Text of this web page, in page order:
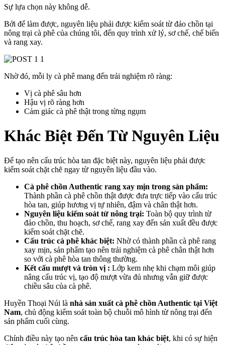
Sự lựa chọn này không dễ.
Bởi để làm được, nguyên liệu phải được kiểm soát từ đảo chồn tại
nông trại cà phê của chúng tôi, đến quy trình xử lý, sơ chế, chế biến
và rang xay.
Nhờ đó, mỗi ly cà phê mang đến trải nghiệm rõ ràng:
Vị cà phê sâu hơn
Hậu vị rõ ràng hơn
Cảm giác cà phê thật trong từng ngụm
Khác Biệt Đến Từ Nguyên Liệu
Để tạo nên cấu trúc hòa tan đặc biệt này, nguyên liệu phải được
kiểm soát chặt chẽ ngay từ nguyên liệu đầu vào.
Cà phê chồn Authentic rang xay mịn trong sản phẩm:
Thành phần cà phê chồn thật được đưa trực tiếp vào cấu trúc
hòa tan, giúp hương vị tự nhiên, đậm và chân thật hơn.
Nguyên liệu kiểm soát từ nông trại: Toàn bộ quy trình từ
đảo chồn, thu hoạch, sơ chế, rang xay đến sản xuất đều được
kiểm soát chặt chẽ.
Cấu trúc cà phê khác biệt: Nhờ có thành phần cà phê rang
xay mịn, sản phẩm tạo nên trải nghiệm cà phê chân thật hơn
so với cà phê hòa tan thông thường.
Kết cấu mượt và tròn vị : Lớp kem nhẹ khi chạm môi giúp
nâng cấu trúc vị, tạo độ mượt vừa đủ nhưng vẫn giữ được
chiều sâu của cà phê.
Huyền Thoại Núi là nhà sản xuất cà phê chồn Authentic tại Việt
Nam, chủ động kiểm soát toàn bộ chuỗi mô hình từ nông trại đến
sản phẩm cuối cùng.
Chính điều này tạo nên cấu trúc hòa tan khác biệt, khi có sự hiện